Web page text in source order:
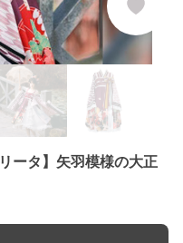
ータ】矢羽模様の大正